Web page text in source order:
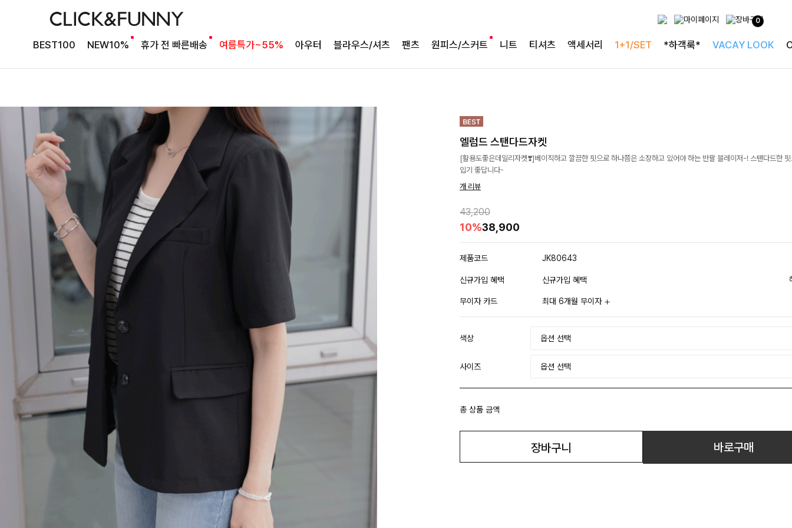
0
BEST100 NEW10% 휴가 전 빠른배송 여름특가~55% 아우터 블라우스/셔츠 팬츠 원피스/스커트 니트 티셔츠 액세서리 1+1/SET *하객룩* VACAY LOOK
엘럼드 스탠다드자켓
[활용도좋은데일리자켓❣️]베이직하고 깔끔한 핏으로 하나쯤은 소장하고 있어야 하는 반팔 블레이저-! 스탠다드한
입기 좋답니다-
개 리뷰
43,200
10%38,900
제품코드 JK80643
신규가입 혜택 신규가입 혜택
무이자 카드 최대 6개월 무이자
색상
사이즈
총 상품 금액
장바구니 바로구매